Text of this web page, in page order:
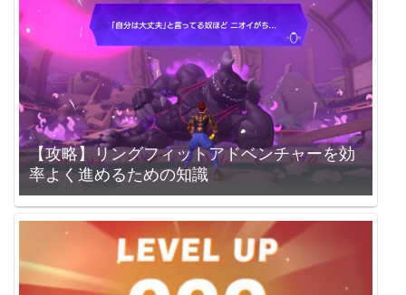
【攻略】リングフィットアドベンチャーを効
率よく進めるための知識